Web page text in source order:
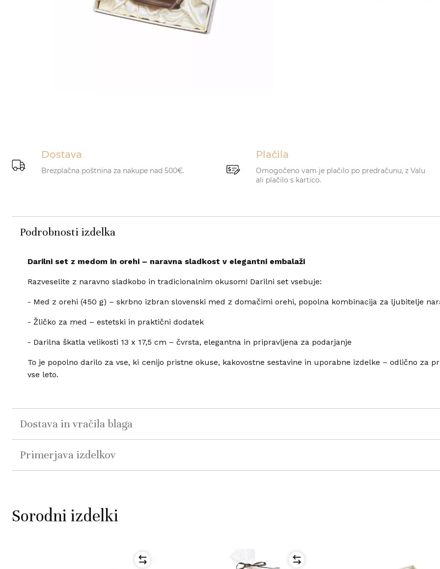
Dostava
Brezplačna poštnina za nakupe nad 500€.
Plačila
Omogočeno vam je plačilo po predračunu, z Valu
ali plačilo s kartico.
Podrobnosti izdelka
Darilni set z medom in orehi – naravna sladkost v elegantni embalaži
Razveselite z naravno sladkobo in tradicionalnim okusom! Darilni set vsebuje:
- Med z orehi (450 g) – skrbno izbran slovenski med z domačimi orehi, popolna kombinacija za ljubitelje
- Žličko za med – estetski in praktični dodatek
- Darilna škatla velikosti 13 x 17,5 cm – čvrsta, elegantna in pripravljena za podarjanje
To je popolno darilo za vse, ki cenijo pristne okuse, kakovostne sestavine in uporabne izdelke – odlično za
vse leto.
Dostava in vračila blaga
Primerjava izdelkov
Sorodni izdelki